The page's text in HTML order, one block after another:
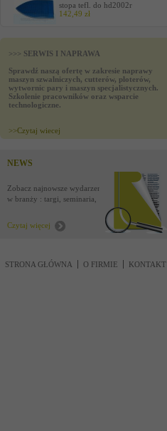
stopa tefl. do hd2002r
142,49 zł
>>> SERWIS I NAPRAWA
Sprawdź naszą ofertę w zakresie naprawy
maszyn szwalniczych, cutterów, ploterów,
wytwornic pary i maszyn specjalistycznych.
Szkolenie pracowników oraz wsparcie
technologiczne.
>>Czytaj wiecej
NEWS
Zobacz najnowsze wydarzenia
w branży : targi, seminaria,
Czytaj więcej
STRONA GŁÓWNA O FIRMIE KONTAKT